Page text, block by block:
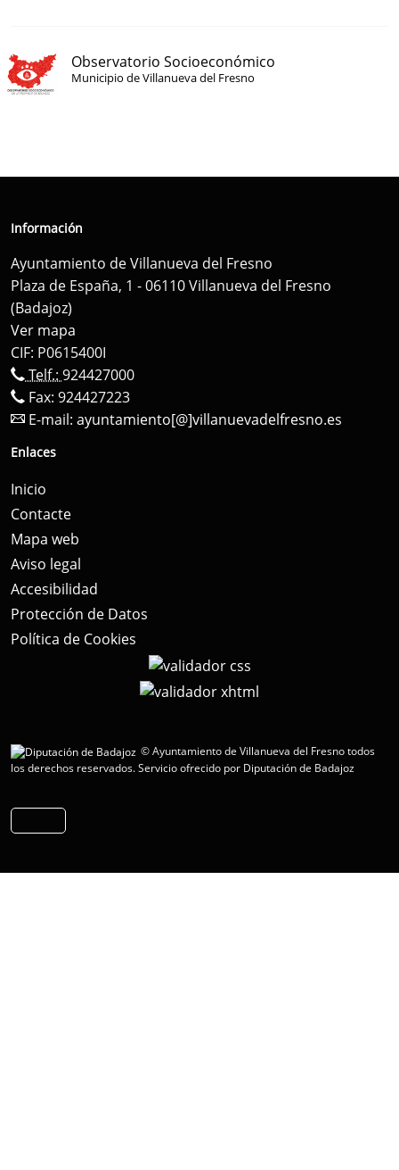
Observatorio Socioeconómico
Municipio de Villanueva del Fresno
Información
Ayuntamiento de Villanueva del Fresno
Plaza de España, 1 - 06110 Villanueva del Fresno
(Badajoz)
Ver mapa
CIF: P0615400I
Telf.: 924427000
Fax: 924427223
E-mail: ayuntamiento[@]villanuevadelfresno.es
Enlaces
Inicio
Contacte
Mapa web
Aviso legal
Accesibilidad
Protección de Datos
Política de Cookies
© Ayuntamiento de Villanueva del Fresno todos
los derechos reservados.Servicio ofrecido por Diputación de Badajoz